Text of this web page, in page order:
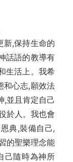
新,保持生命的
話語的教導有
生活上。我希
和心志,願效法
,並且肯定自己
於人。我也會
典,裝備自己,
的聖樂理念能
己隨時為神所